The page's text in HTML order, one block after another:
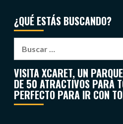
¿QUÉ ESTÁS BUSCANDO?
VISITA XCARET, UN
DE 50 ATRACTIVOS PARA
PERFECTO PARA IR CON